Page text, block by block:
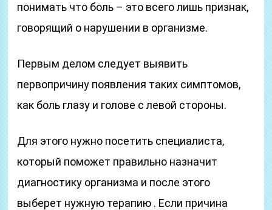
понимать что боль – это всего лишь признак,
говорящий о нарушении в организме.
Первым делом следует выявить
первопричину появления таких симптомов,
как боль глазу и голове с левой стороны.
Для этого нужно посетить специалиста,
который поможет правильно назначит
диагностику организма и после этого
выберет нужную терапию . Если причина